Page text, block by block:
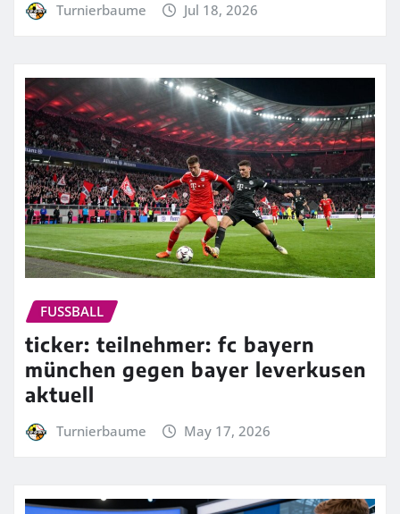
Turnierbaume Jul 18, 2026
FUSSBALL
ticker: teilnehmer: fc bayern
münchen gegen bayer leverkusen
aktuell
Turnierbaume May 17, 2026